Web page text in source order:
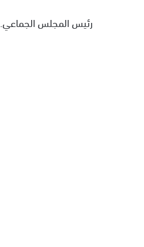
رئيس المجلس الجماعي.